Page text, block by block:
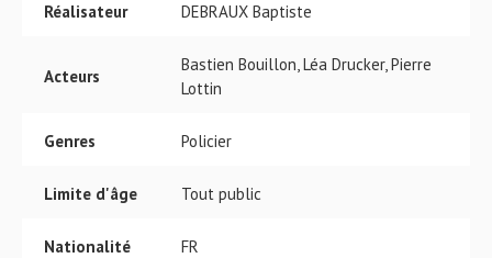
Réalisateur DEBRAUX Baptiste
Acteurs
Bastien Bouillon, Léa Drucker, Pierre
Lottin
Genres Policier
Limite d'âge Tout public
Nationalité FR